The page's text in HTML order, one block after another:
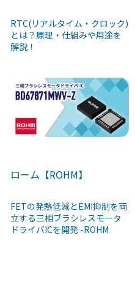
RTC(リアルタイム・クロック)
とは？原理・仕組みや用途を
解説！
ローム【ROHM】
FETの発熱低減とEMI抑制を両
立する三相ブラシレスモータ
ドライバICを開発 -ROHM